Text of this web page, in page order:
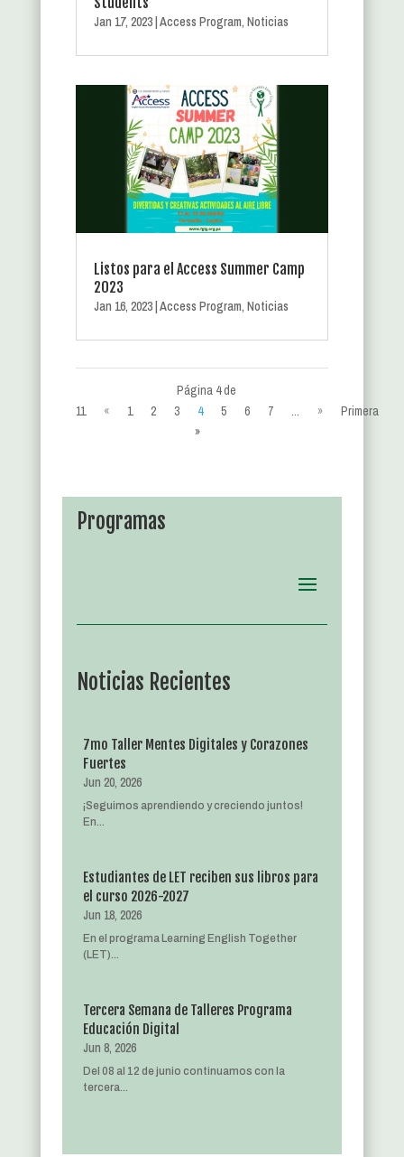
Jan 17, 2023|Access Program,Noticias
Listos para el Access Summer Camp
2023
Jan 16, 2023 |Access Program,Noticias
Página 4 de
11
« 1 2 3 4 5 6 7 ... »
Primera
»
Programas
Noticias Recientes
7mo Taller Mentes Digitales y Corazones
Fuertes
Jun 20, 2026
¡Seguimos aprendiendo y creciendo juntos!
En...
Estudiantes de LET reciben sus libros para
el curso 2026-2027
Jun 18, 2026
En el programa Learning English Together
(LET)...
Tercera Semana de Talleres Programa
Educación Digital
Jun 8, 2026
Del 08 al 12 de junio continuamos con la
tercera...